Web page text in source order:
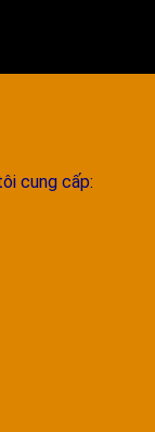
cung cấp: